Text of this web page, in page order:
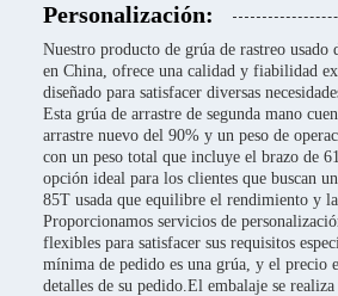
Personalización:
Nuestro producto de grúa de rastreo
en China, ofrece una calidad y fiabilidad
diseñado para satisfacer diversas
Esta grúa de arrastre de segunda mano
arrastre nuevo del 90% y un peso de
con un peso total que incluye el brazo de
opción ideal para los clientes que buscan
85T usada que equilibre el rendimiento y
Proporcionamos servicios de
flexibles para satisfacer sus requisitos
mínima de pedido es una grúa, y el precio
detalles de su pedido.El embalaje se